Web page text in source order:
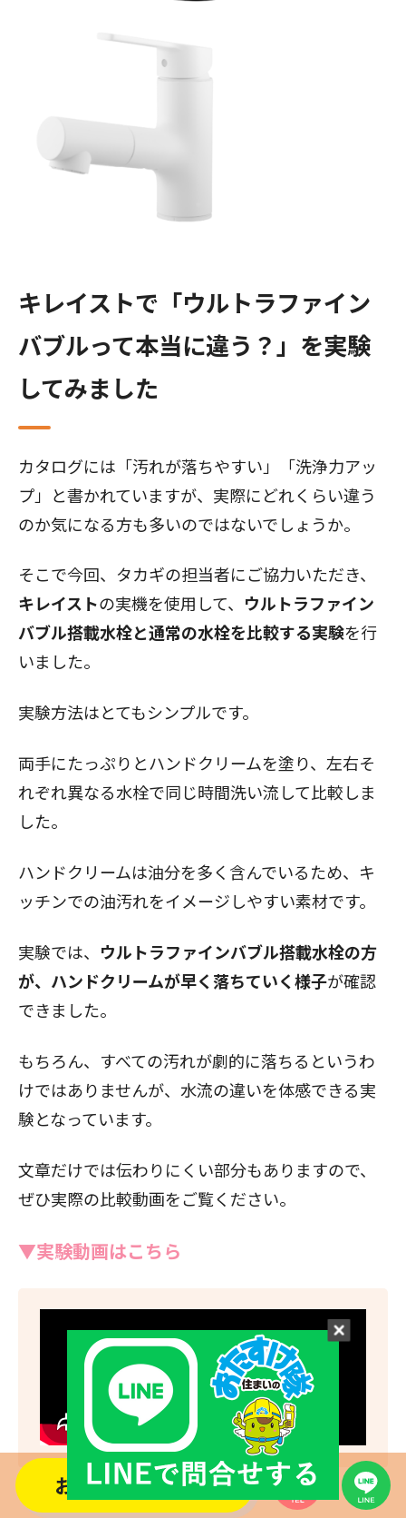
キレイストで「ウルトラファイン
バブルって本当に違う？」を実験
してみました
カタログには「汚れが落ちやすい」「洗浄力アッ
プ」と書かれていますが、実際にどれくらい違う
のか気になる方も多いのではないでしょうか。
そこで今回、タカギの担当者にご協力いただき、
キレイストの実機を使用して、 ウルトラファイン
バブル搭載水栓と通常の水栓を比較する実験を行
いました。
実験方法はとてもシンプルです。
両手にたっぷりとハンドクリームを塗り、左右そ
れぞれ異なる水栓で同じ時間洗い流して比較しま
した。
ハンドクリームは油分を多く含んでいるため、キ
ッチンでの油汚れをイメージしやすい素材です。
実験では、 ウルトラファインバブル搭載水栓の方
が、ハンドクリームが早く落ちていく様子が確認
できました。
もちろん、すべての汚れが劇的に落ちるというわ
けではありませんが、水流の違いを体感できる実
験となっています。
文章だけでは伝わりにくい部分もありますので、
ぜひ実際の比較動画をご覧ください。
▼実験動画はこちら
お問い合わせする